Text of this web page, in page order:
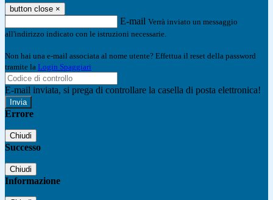
button close ×
E-mail Verrà inviato un messaggio
all'indirizzo indicato con le istruzioni necessarie.
Non hai una e-mail associata al nome utente? Effettua il reset della password
tramite la Login Spaggiari
E-mail inviata, si prega di controllare la casella di posta elettronica!
Errore
Chiudi
Successo
Chiudi
Informazione